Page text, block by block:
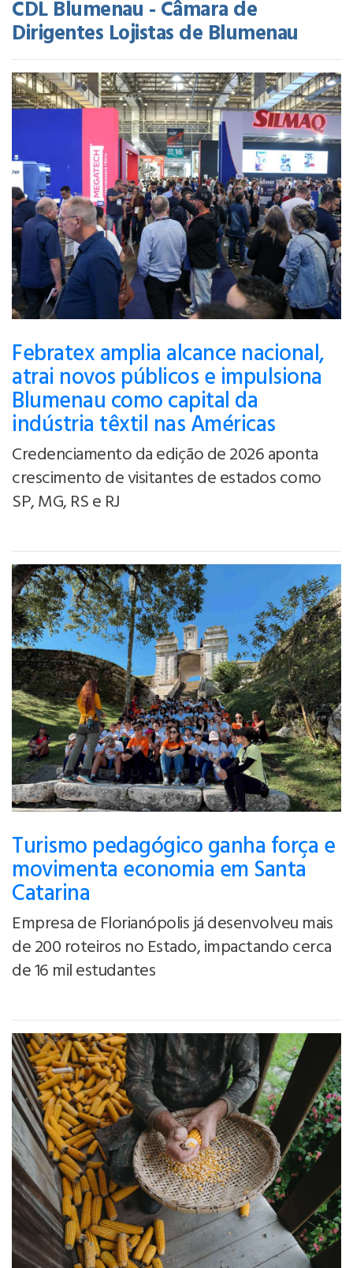
CDL Blumenau - Câmara de
Dirigentes Lojistas de Blumenau
Febratex amplia alcance nacional,
atrai novos públicos e impulsiona
Blumenau como capital da
indústria têxtil nas Américas
Credenciamento da edição de 2026 aponta
crescimento de visitantes de estados como
SP, MG, RS e RJ
Turismo pedagógico ganha força e
movimenta economia em Santa
Catarina
Empresa de Florianópolis já desenvolveu mais
de 200 roteiros no Estado, impactando cerca
de 16 mil estudantes